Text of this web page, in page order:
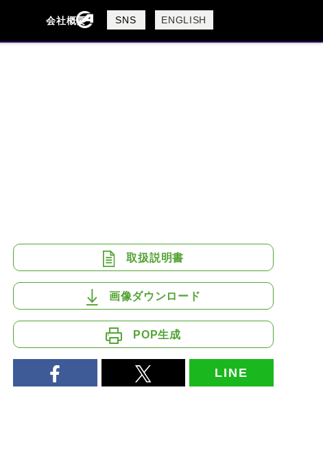
会社概要
会社概要
採用情報
SNS ENGLISH
取扱説明書
画像ダウンロード
POP生成
LINE